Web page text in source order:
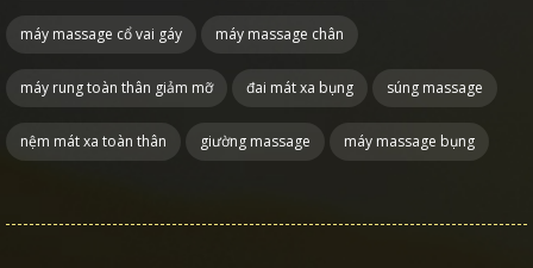
máy massage cổ vai gáy máy massage chân
máy rung toàn thân giảm mỡ đai mát xa bụng súng massage
nệm mát xa toàn thân giường massage máy massage bụng